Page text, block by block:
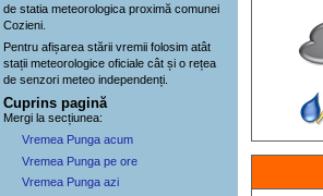
de statia meteorologica proximă comunei
Cozieni.
Pentru afișarea stării vremii folosim atât
stații meteorologice oficiale cât și o rețea
de senzori meteoindependenți
Cuprins pagină
Mergi la secțiunea:
Vremea Punga acum
Vremea Punga pe ore
Vremea Punga azi